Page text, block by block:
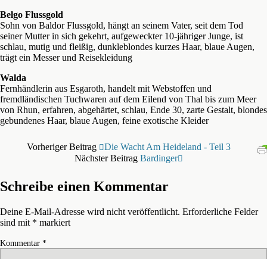
Belgo Flussgold
Sohn von Baldor Flussgold, hängt an seinem Vater, seit dem Tod
seiner Mutter in sich gekehrt, aufgeweckter 10-jähriger Junge, ist
schlau, mutig und fleißig, dunkleblondes kurzes Haar, blaue Augen,
trägt ein Messer und Reisekleidung
Walda
Fernhändlerin aus Esgaroth, handelt mit Webstoffen und
fremdländischen Tuchwaren auf dem Eilend von Thal bis zum Meer
von Rhun, erfahren, abgehärtet, schlau, Ende 30, zarte Gestalt, blondes
gebundenes Haar, blaue Augen, feine exotische Kleider
Vorheriger Beitrag
Die Wacht Am Heideland - Teil 3
Nächster Beitrag Bardinger
Schreibe einen Kommentar
Deine E-Mail-Adresse wird nicht veröffentlicht. Erforderliche Felder
sind mit * markiert
Kommentar *